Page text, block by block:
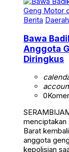
Berita Daerah
Bawa
Anggota
Diringkus
0
menciptakan
Barat
anggota
kepolisian